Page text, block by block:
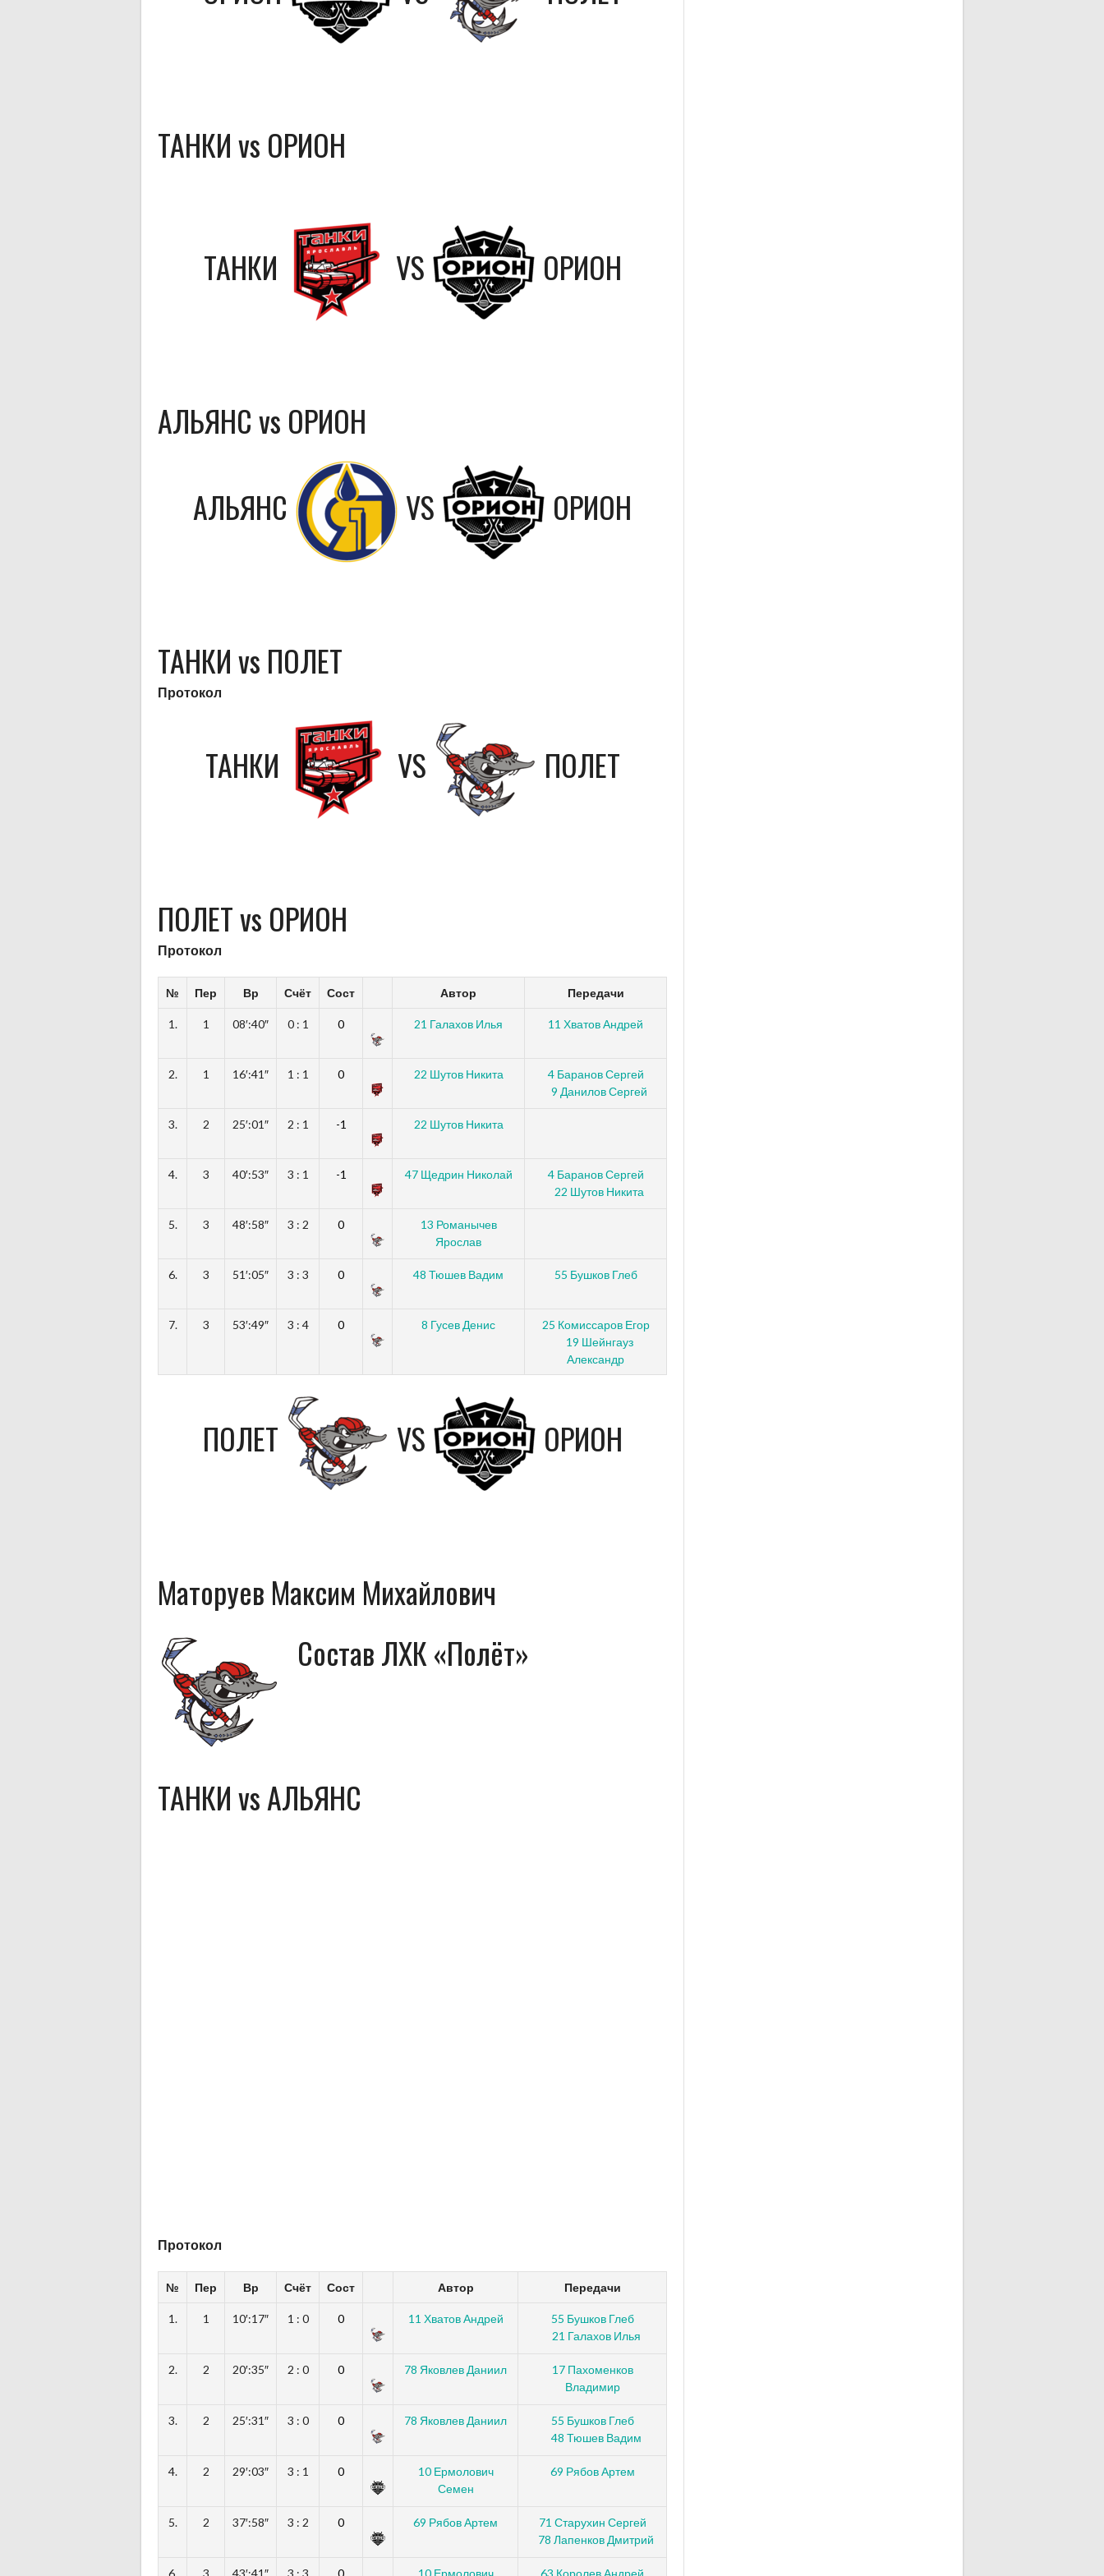
ТАНКИ vs ОРИОН
ТАНКИ VS ОРИОН
АЛЬЯНС vs ОРИОН
АЛЬЯНС
VS ОРИОН
ТАНКИ vs ПОЛЕТ
Протокол
ТАНКИ VS ПОЛЕТ
ПОЛЕТ vs ОРИОН
Протокол
№ Пер Вр Счёт Сост Автор Передачи
1. 1 08′:40″ 0 : 1 0 21 Галахов Илья 11 Хватов Андрей
2. 1 16′:41″ 1 : 1 0 22 Шутов Никита
4 Баранов Сергей
9 Данилов Сергей
3. 2 25′:01″ 2 : 1 -1 22 Шутов Никита
4. 3 40′:53″ 3 : 1 -1 47 Щедрин Николай
4 Баранов Сергей
22 Шутов Никита
5. 3 48′:58″ 3 : 2 0
13 Романычев
Ярослав
6. 3 51′:05″ 3 : 3 0 48 Тюшев Вадим 55 Бушков Глеб
7. 3 53′:49″ 3 : 4 0 8 Гусев Денис
25 Комиссаров Егор
19 Шейнгауз
Александр
ПОЛЕТ VS ОРИОН
Маторуев Максим Михайлович
Состав ЛХК «Полёт»
ТАНКИ vs АЛЬЯНС
Протокол
№ Пер Вр Счёт Сост Автор Передачи
1. 1 10′:17″ 1 : 0 0 11 Хватов Андрей
55 Бушков Глеб
21 Галахов Илья
2. 2 20′:35″ 2 : 0 0 78 Яковлев Даниил
17 Пахоменков
Владимир
3. 2 25′:31″ 3 : 0 0 78 Яковлев Даниил
55 Бушков Глеб
48 Тюшев Вадим
4. 2 29′:03″ 3 : 1 0
10 Ермолович
Семен
69 Рябов Артем
5. 2 37′:58″ 3 : 2 0 69 Рябов Артем
71 Старухин Сергей
78 Лапенков Дмитрий
6. 3 43′:41″ 3 : 3 0 10 Ермолович 63 Королев Андрей